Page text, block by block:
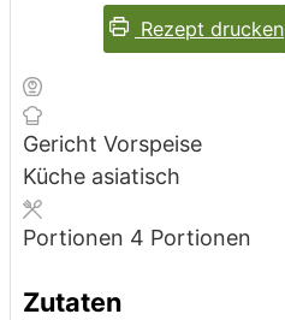
Rezept drucken
Gericht Vorspeise
Küche asiatisch
Portionen 4 Portionen
Zutaten